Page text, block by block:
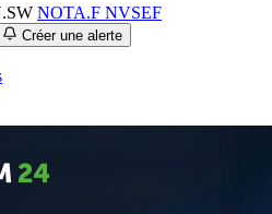
NOTA.F NVSEF
Créer une alerte